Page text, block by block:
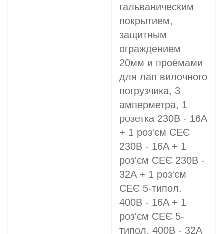
гальваническим
покрытием,
защитным
ограждением
20мм и проёмами
для лап вилочного
погрузчика, 3
амперметра, 1
розетка 230В - 16A
+ 1 роз'єм СЕЄ
230В - 16A + 1
роз'єм СЕЄ 230В -
32A + 1 роз'єм
СЕЄ 5-типол.
400В - 16A + 1
роз'єм СЕЄ 5-
типол. 400В - 32A